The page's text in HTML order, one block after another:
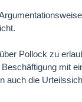
Pollock zu
mit
auch die